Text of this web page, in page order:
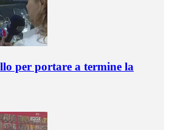
per portare a termine la